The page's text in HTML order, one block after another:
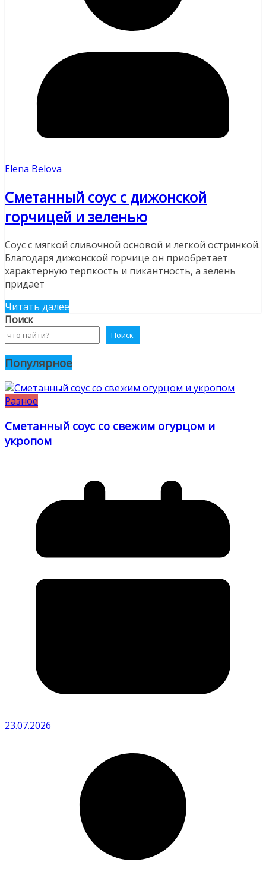
Elena Belova
Сметанный соус с дижонской
горчицей и зеленью
Соус с мягкой сливочной основой и легкой остринкой.
Благодаря дижонской горчице он приобретает
характерную терпкость и пикантность, а зелень
придает
Читать далее
Поиск
Поиск
Популярное
Разное
Сметанный соус со свежим огурцом и
укропом
23.07.2026